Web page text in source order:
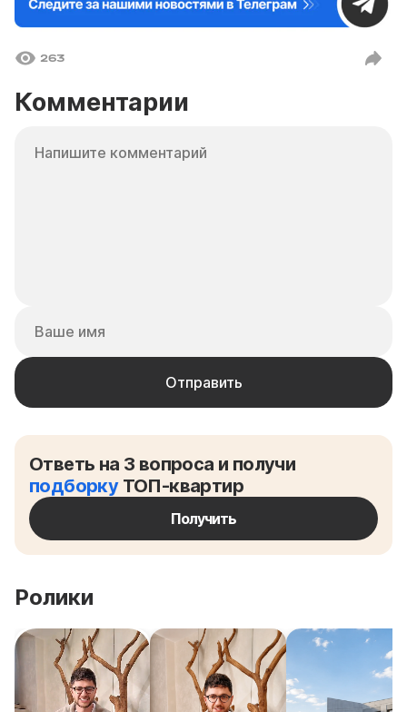
263
Комментарии
Ответь на 3 вопроса и получи
подборкуТОП-квартир
Получить
Ролики